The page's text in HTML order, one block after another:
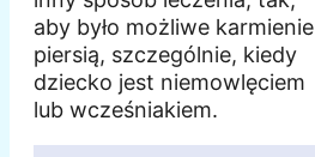
aby było możliwe karmienie
piersią, szczególnie, kiedy
dziecko jest niemowlęciem
lub wcześniakiem.